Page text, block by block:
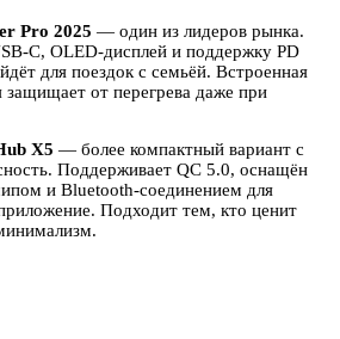
Pro 2025 — один из лидеров рынка.
C, OLED-дисплей и поддержку PD
для поездок с семьёй. Встроенная
защищает от перегрева даже при
X5 — более компактный вариант с
Поддерживает QC 5.0, оснащён
и Bluetooth-соединением для
Подходит тем, кто ценит